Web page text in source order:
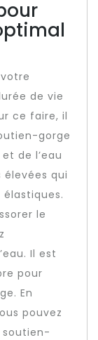
de vie
ce faire, il
gorge
de l’eau
qui
le
Il est
pour
En
pouvez
soutien-